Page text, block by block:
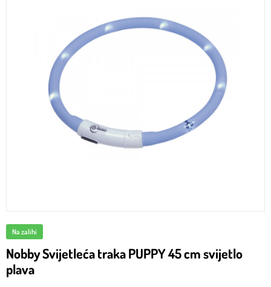
Na zalihi
Nobby Svijetleća traka PUPPY 45 cm svijetlo
plava